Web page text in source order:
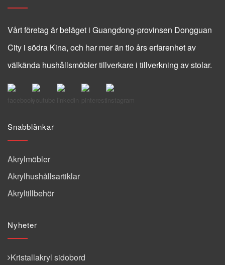
Vårt företag är beläget i Guangdong-provinsen Dongguan
City i södra Kina, och har mer än tio års erfarenhet av
välkända hushållsmöbler tillverkare i tillverkning av stolar.
Snabblänkar
Akrylmöbler
Akrylhushållsartiklar
Akryltillbehör
Nyheter
Kristallakryl sidobord